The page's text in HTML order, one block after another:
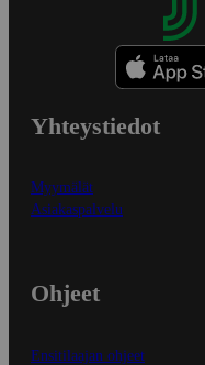
Yhteystiedot
Myymälät
Asiakaspalvelu
Ohjeet
Ensitilaajan ohjeet